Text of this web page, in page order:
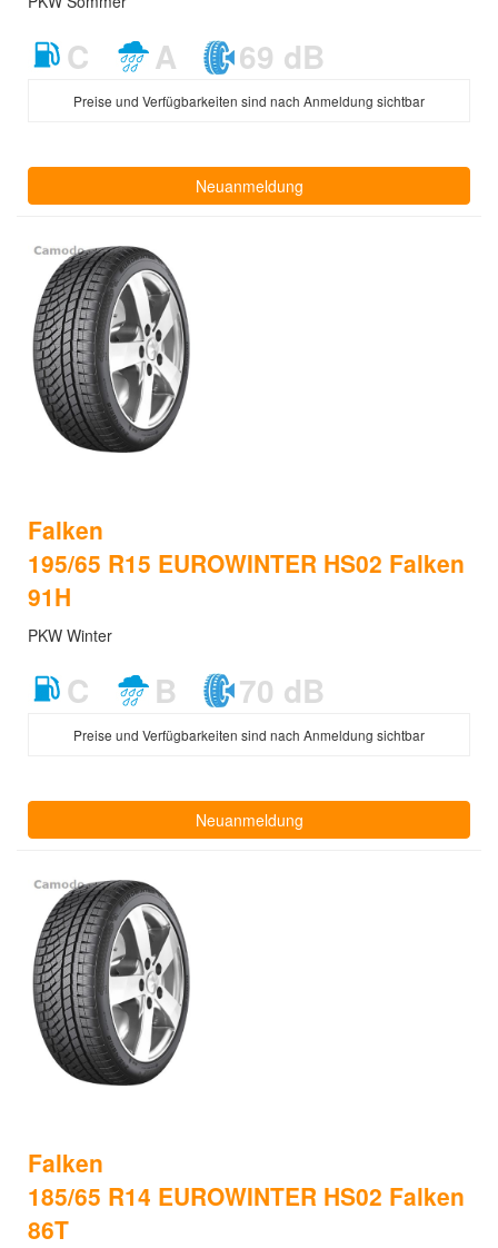
C A 69 dB
Preise und Verfügbarkeiten sind nach Anmeldung sichtbar
Neuanmeldung
Falken
195/65 R15 EUROWINTER HS02 Falken
91H
PKW Winter
C B 70 dB
Preise und Verfügbarkeiten sind nach Anmeldung sichtbar
Neuanmeldung
Falken
185/65 R14 EUROWINTER HS02 Falken
86T